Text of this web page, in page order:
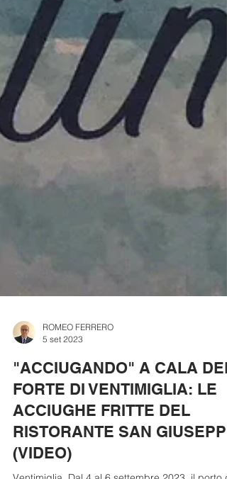
5 set 2023
"ACCIUGANDO" A CALA DEL
FORTE DI VENTIMIGLIA: LE
ACCIUGHE FRITTE DEL
RISTORANTE SAN GIUSEPPE